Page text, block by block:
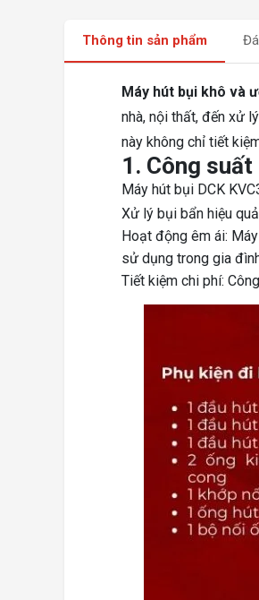
Thông tin sản phẩm
Máy hút bụi khô và
nhà, nội thất, đến xử
này không chỉ tiết
1. Công
Máy hút bụi DCK
Xử lý bụi bẩn hiệu
Hoạt động êm ái:
sử dụng trong gia
Tiết kiệm chi phí: